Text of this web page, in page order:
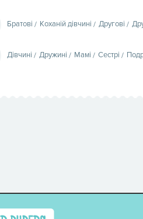
Братові Коханій дівчині Другові
Дівчині Дружині Мамі Сестрі